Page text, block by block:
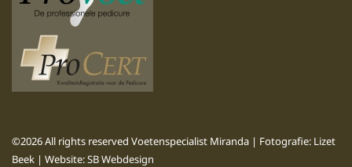
©2026 All rights reserved Voetenspecialist Miranda | Fotografie: Lizet
Beek | Website:SB Webdesign